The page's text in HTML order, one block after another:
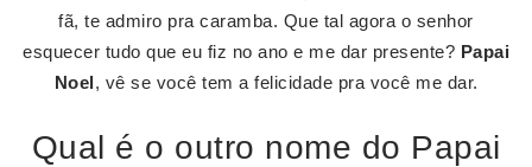
fã, te admiro pra caramba. Que tal agora o senhor
esquecer tudo que eu fiz no ano e me dar presente? Papai
Noel, vê se você tem a felicidade pra você me dar.
Qual é o outro nome do Papai